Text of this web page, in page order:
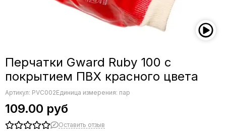
Перчатки Gward Ruby 100 с
покрытием ПВХ красного цвета
Артикул: PVC002Единица измерения: пар
109.00 руб
Оставить отзыв